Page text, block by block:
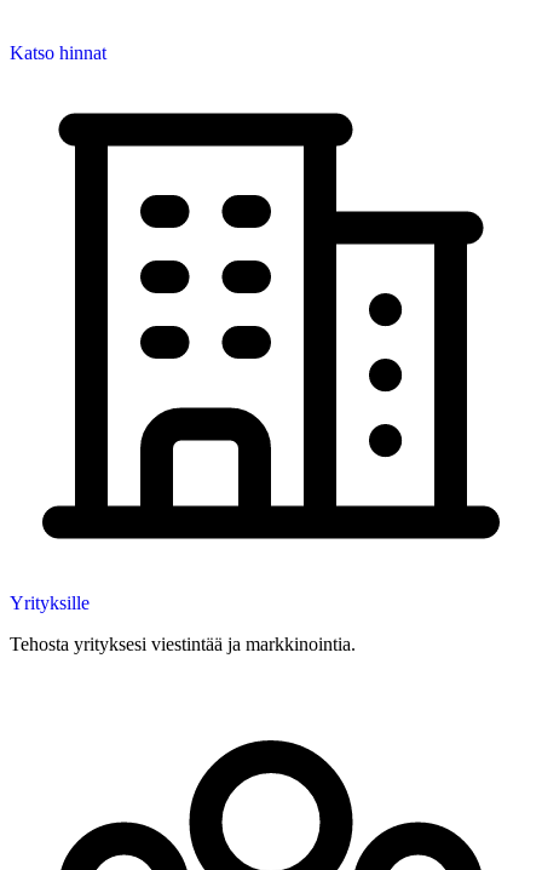
Katso hinnat
Yrityksille
Tehosta yrityksesi viestintää ja markkinointia.